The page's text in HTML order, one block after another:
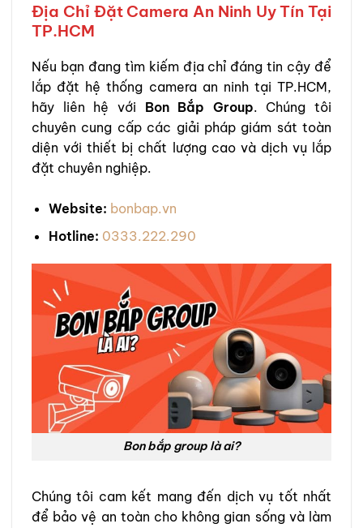
Địa Chỉ Đặt Camera An Ninh Uy Tín Tại
TP.HCM
Nếu bạn đang tìm kiếm địa chỉ đáng tin cậy để
lắp đặt hệ thống camera an ninh tại TP.HCM,
hãy liên hệ với Bon Bắp Group. Chúng tôi
chuyên cung cấp các giải pháp giám sát toàn
diện với thiết bị chất lượng cao và dịch vụ lắp
đặt chuyên nghiệp.
Website: bonbap.vn
Hotline: 0333.222.290
Bon bắp group là ai?
Chúng tôi cam kết mang đến dịch vụ tốt nhất
để bảo vệ an toàn cho không gian sống và làm